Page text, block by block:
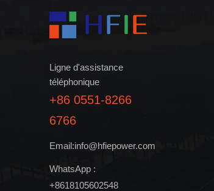
Ligne d'assistance
téléphonique
+86 0551-8266
6766
Email:info@hfiepower.com
WhatsApp :
+8618105602548